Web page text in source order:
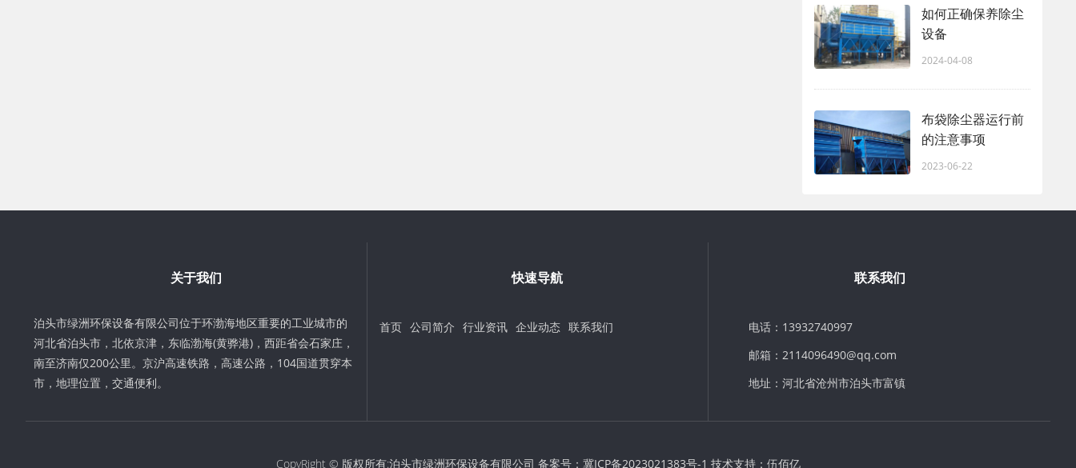
如何正确保养除尘
设备
2024-04-08
布袋除尘器运行前
的注意事项
2023-06-22
关于我们
泊头市绿洲环保设备有限公司位于环渤海地区重要的工业城市的
河北省泊头市，北依京津，东临渤海(黄骅港)，西距省会石家庄，
南至济南仅200公里。京沪高速铁路，高速公路，104国道贯穿本
市，地理位置，交通便利。
快速导航
首页 公司简介 行业资讯 企业动态 联系我们
联系我们
电话：13932740997
邮箱：2114096490@qq.com
地址：河北省沧州市泊头市富镇
CopyRight © 版权所有:泊头市绿洲环保设备有限公司 备案号： 冀ICP备2023021383号-1 技术支持： 伍佰亿